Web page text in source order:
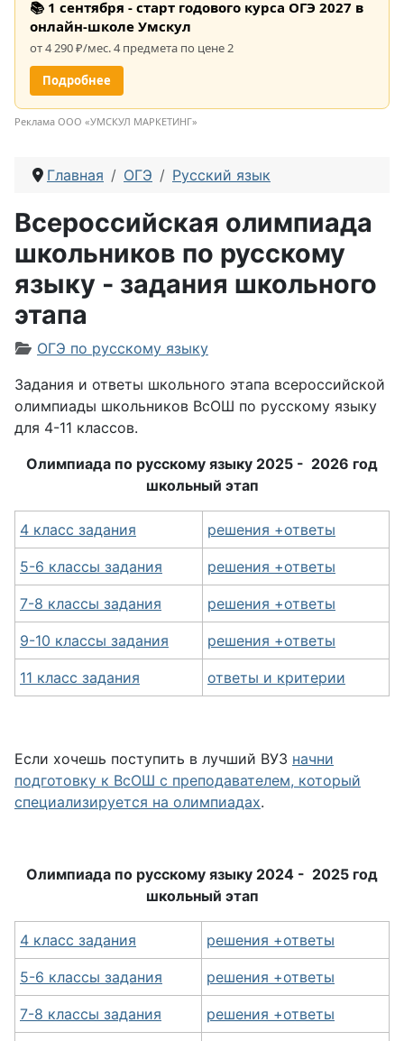
📚 1 сентября - старт годового курса ОГЭ 2027 в
онлайн-школе Умскул
от 4 290 ₽/мес. 4 предмета по цене 2
Подробнее
Реклама ООО «УМСКУЛ МАРКЕТИНГ»
Главная ОГЭ Русский язык
Всероссийская олимпиада
школьников по русскому
языку - задания школьного
этапа
Информация о материале
ОГЭ по русскому языку
Задания и ответы школьного этапа всероссийской
олимпиады школьников ВсОШ по русскому языку
для 4-11 классов.
Олимпиада по русскому языку 2025 - 2026 год
школьный этап
4 класс задания решения +ответы
5-6 классы задания решения +ответы
7-8 классы задания решения +ответы
9-10 классы задания решения +ответы
11 класс задания ответы и критерии
Если хочешь поступить в лучший ВУЗ начни
подготовку к ВсОШ с преподавателем, который
специализируется на олимпиадах.
Олимпиада по русскому языку 2024 - 2025 год
школьный этап
4 класс задания решения +ответы
5-6 классы задания решения +ответы
7-8 классы задания решения +ответы